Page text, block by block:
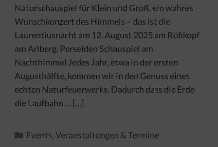
Naturschauspiel für Klein und Groß, ein wahres
Wunschkonzert des Himmels – das ist die
Laurentiusnacht am 12. August 2025 am Rüfikopf
am Arlberg. Perseiden Schauspiel am
Nachthimmel Jedes Jahr, etwa in der ersten
Augusthälfte, kommen wir in den Genuss eines
echten Naturfeuerwerks. Dadurch dass die Erde
die Laufbahn … […]
Kategorien
Events,Veranstaltungen & Termine